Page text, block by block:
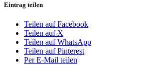
Eintrag teilen
Teilen auf Facebook
Teilen auf X
Teilen auf WhatsApp
Teilen auf Pinterest
Per E-Mail teilen